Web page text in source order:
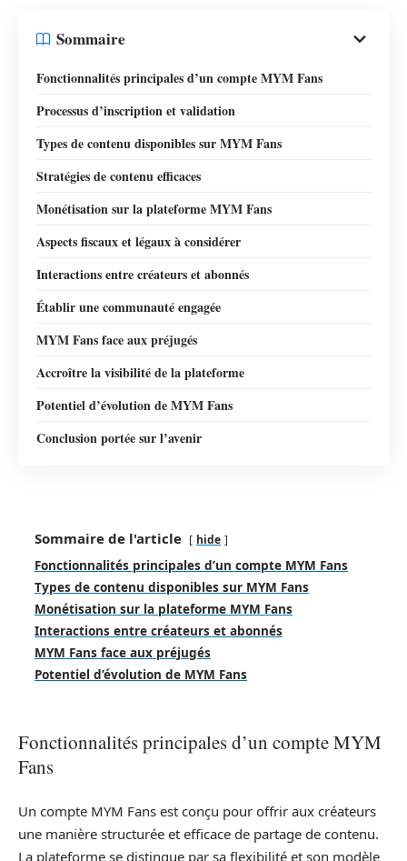
Sommaire
Fonctionnalités principales d’un compte MYM Fans
Processus d’inscription et validation
Types de contenu disponibles sur MYM Fans
Stratégies de contenu efficaces
Monétisation sur la plateforme MYM Fans
Aspects fiscaux et légaux à considérer
Interactions entre créateurs et abonnés
Établir une communauté engagée
MYM Fans face aux préjugés
Accroître la visibilité de la plateforme
Potentiel d’évolution de MYM Fans
Conclusion portée sur l’avenir
Sommaire de l'article hide
Fonctionnalités principales d’un compte MYM Fans
Types de contenu disponibles sur MYM Fans
Monétisation sur la plateforme MYM Fans
Interactions entre créateurs et abonnés
MYM Fans face aux préjugés
Potentiel d’évolution de MYM Fans
Fonctionnalités principales d’un compte MYM
Fans
Un compte MYM Fans est conçu pour offrir aux créateurs
une manière structurée et efficace de partage de contenu.
La plateforme se distingue par sa flexibilité et son modèle